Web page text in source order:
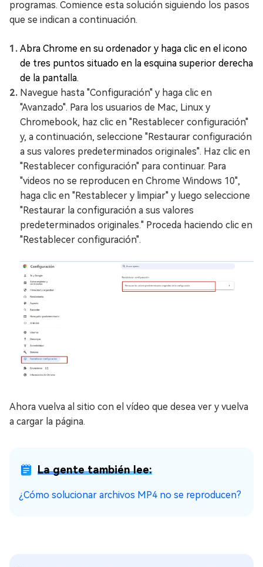
programas. Comience esta solución siguiendo los pasos
que se indican a continuación.
Abra Chrome en su ordenador y haga clic en el icono
de tres puntos situado en la esquina superior derecha
de la pantalla.
Navegue hasta "Configuración" y haga clic en
"Avanzado". Para los usuarios de Mac, Linux y
Chromebook, haz clic en "Restablecer configuración"
y, a continuación, seleccione "Restaurar configuración
a sus valores predeterminados originales". Haz clic en
"Restablecer configuración" para continuar. Para
"videos no se reproducen en Chrome Windows 10",
haga clic en "Restablecer y limpiar" y luego seleccione
"Restaurar la configuración a sus valores
predeterminados originales." Proceda haciendo clic en
"Restablecer configuración".
Ahora vuelva al sitio con el vídeo que desea ver y vuelva
a cargar la página.
La gente también lee:
¿Cómo solucionar archivos MP4 no se reproducen?